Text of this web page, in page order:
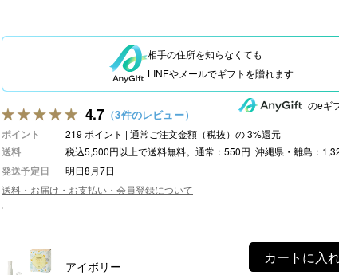
アロマ
ベビー・キッズアイテム more
おもちゃ・トイ
ファッション
その他ベビー・キッズアイテム
SUPPORT
ご利用案内
よくある質問
相手の住所を知らなくても
LINEやメールでギフトを贈れます
のeギ
4.7（3件のレビュー）
ポイント 219 ポイント | 通常ご注文金額（税抜）の3%還元
送料 税込5,500円以上で送料無料。通常：550円 沖縄県・離島：
発送予定日
明日8月7日
送料・お届け・お支払い・会員登録について
アイボリー
カートに入